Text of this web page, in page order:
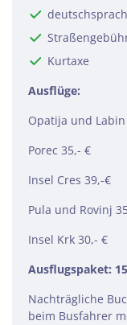
Telegram
per E-Mail
Kurtaxe
Ausflüge:
Opatija und
Porec 35,- €
Insel Cres 39,-€
Pula und Rovinj
Insel Krk 30,- €
Ausflugspaket:
Nachträgliche
beim Busfahrer